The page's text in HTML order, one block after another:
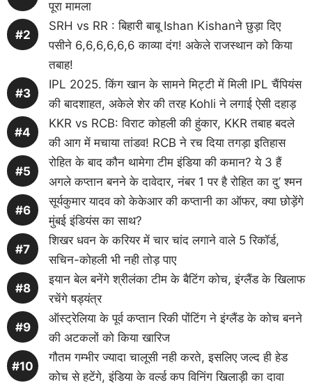
पूरा मामला
SRH vs RR : बिहारी बाबू Ishan Kishanने छुड़ा दिए
पसीने 6,6,6,6,6,6 काव्या दंग! अकेले राजस्थान को किया
तबाह!
IPL 2025. किंग खान के सामने मिट्टी में मिली IPL चैंपियंस
की बादशाहत, अकेले शेर की तरह Kohli ने लगाई ऐसी दहाड़
KKR vs RCB: विराट कोहली की हुंकार, KKR तबाह बदले
की आग में मचाया तांडव! RCB ने रच दिया तगड़ा इतिहास
रोहित के बाद कौन थामेगा टीम इंडिया की कमान? ये 3 हैं
अगले कप्तान बनने के दावेदार, नंबर 1 पर है रोहित का दु’ श्मन
सूर्यकुमार यादव को केकेआर की कप्तानी का ऑफर, क्या छोड़ेंगे
मुंबई इंडियंस का साथ?
शिखर धवन के करियर में चार चांद लगाने वाले 5 रिकॉर्ड,
सचिन-कोहली भी नही तोड़ पाए
इयान बेल बनेंगे श्रीलंका टीम के बैटिंग कोच, इंग्लैंड के खिलाफ
रचेंगे षड्यंत्र
ऑस्ट्रेलिया के पूर्व कप्तान रिकी पोंटिंग ने इंग्लैंड के कोच बनने
की अटकलों को किया खारिज
गौतम गम्भीर ज्यादा चालूसी नही करते, इसलिए जल्द ही हेड
कोच से हटेंगे, इंडिया के वर्ल्ड कप विनिंग खिलाड़ी का दावा